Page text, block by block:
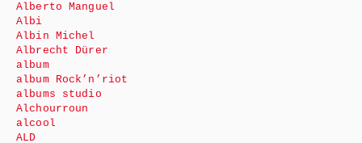
Alberto Manguel
Albi
Albin Michel
Albrecht Dürer
album
album Rock’n’riot
albums studio
Alchourroun
alcool
ALD